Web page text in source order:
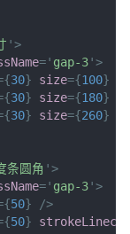
'>
=' gap-3'>
{30} size={100}
{30} size={180}
{30} size={260}
条圆角 '>
=' gap-3'>
{50}
/>
{50}
strokeLinecap